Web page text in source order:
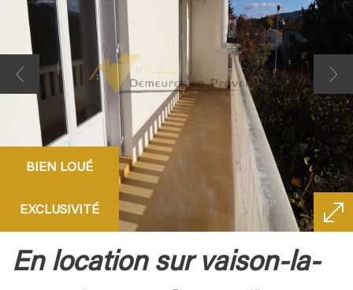
BIEN LOUÉ
EXCLUSIVITÉ
en location sur vaison-la-